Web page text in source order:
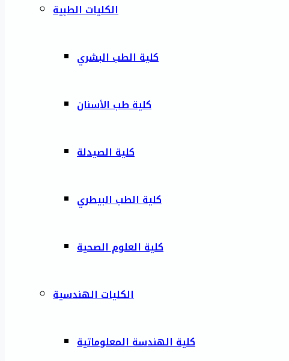
الكليات الطبية
كلية الطب البشري
كلية طب الأسنان
كلية الصيدلة
كلية الطب البيطري
كلية العلوم الصحية
الكليات الهندسية
كلية الهندسة المعلوماتية